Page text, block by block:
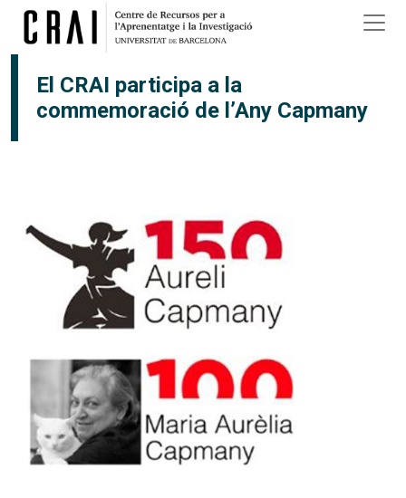
Vés al contingut
El CRAI participa a la
commemoració de l’Any Capmany